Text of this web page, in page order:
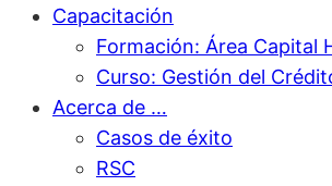
Capacitación
Formación: Área Capital
Curso: Gestión del
Acerca de …
Casos de éxito
RSC